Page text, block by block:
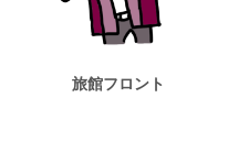
旅館フロント